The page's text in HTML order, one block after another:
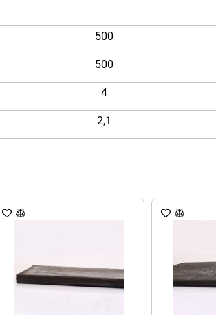
500
500
4
2,1